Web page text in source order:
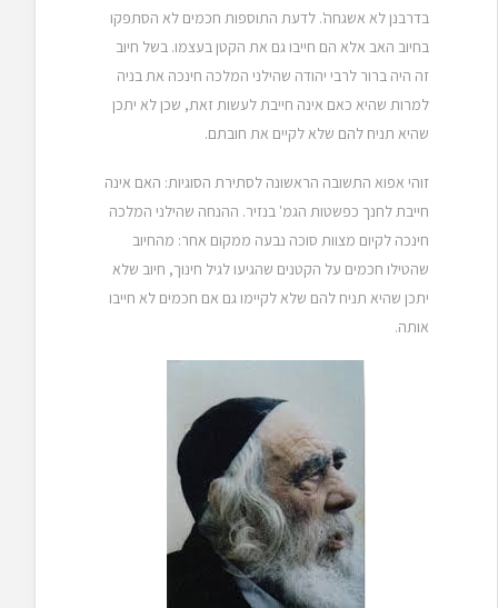
בדרבנן לא אשגחה'. לדעת התוספות חכמים לא הסתפקו
בחיוב האב אלא הם חייבו גם את הקטן בעצמו. בשל חיוב
זה היה ברור לרבי יהודה שהילני המלכה חינכה את בניה
למרות שהיא כאם אינה חייבת לעשות זאת, שכן לא יתכן
שהיא תניח להם שלא לקיים את חובתם.
זוהי אפוא התשובה הראשונה לסתירת הסוגיות: האם אינה
חייבת לחנך כפשטות הגמ' בנזיר. ההנחה שהילני המלכה
חינכה לקיום מצוות סוכה נבעה ממקום אחר: מהחיוב
שהטילו חכמים על הקטנים שהגיעו לגיל חינוך, חיוב שלא
יתכן שהיא תניח להם שלא לקיימו גם אם חכמים לא חייבו
אותה.